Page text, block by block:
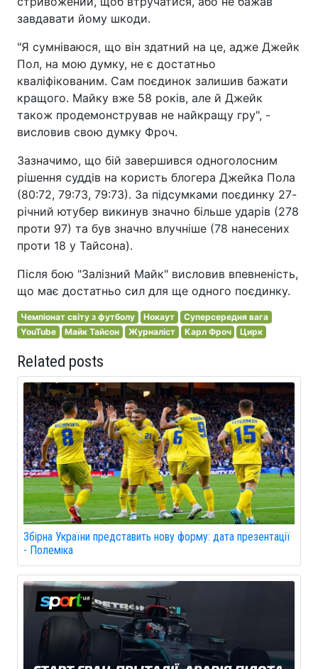
завдавати йому шкоди.
"Я сумніваюся, що він здатний на це, адже Джейк
Пол, на мою думку, не є достатньо
кваліфікованим. Сам поєдинок залишив бажати
кращого. Майку вже 58 років, але й Джейк
також продемонстрував не найкращу гру", -
висловив свою думку Фроч.
Зазначимо, що бій завершився одноголосним
рішення суддів на користь блогера Джейка Пола
(80:72, 79:73, 79:73). За підсумками поєдинку 27-
річний ютубер викинув значно більше ударів (278
проти 97) та був значно влучніше (78 нанесених
проти 18 у Тайсона).
Після бою "Залізний Майк" висловив впевненість,
що має достатньо сил для ще одного поєдинку.
Чемпіонат світу з футболу Нокаут
Суперсередня вага
YouTube
Майк Тайсон Журналіст Карл Фроч Цирк
Related posts
Збірна України представить нову форму: дата презентації
- Полеміка